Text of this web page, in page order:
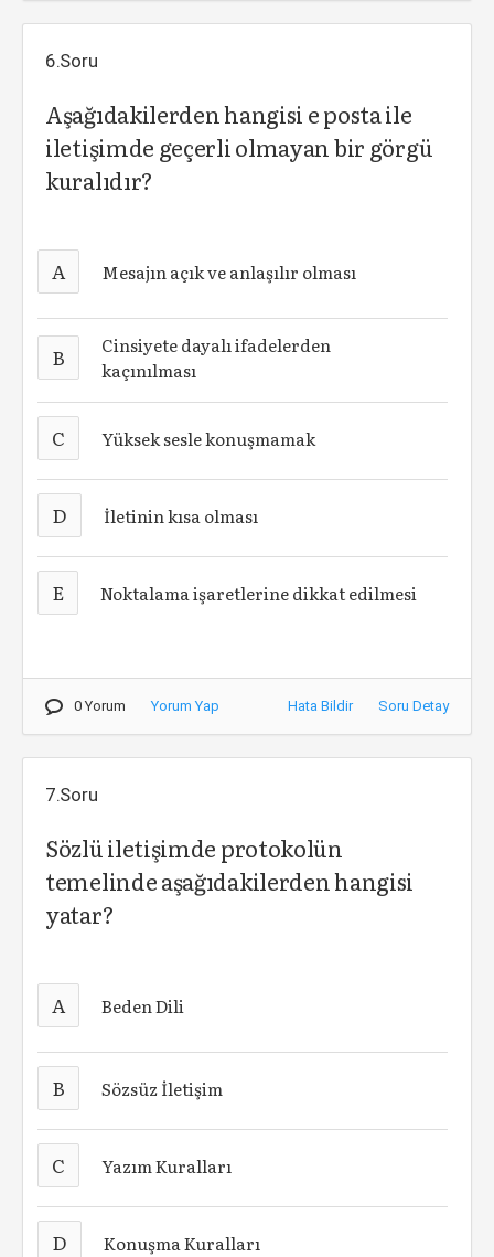
6.Soru
Aşağıdakilerden hangisi e posta ile
iletişimde geçerli olmayan bir görgü
kuralıdır?
A Mesajın açık ve anlaşılır olması
B
Cinsiyete dayalı ifadelerden
kaçınılması
C Yüksek sesle konuşmamak
D İletinin kısa olması
E Noktalama işaretlerine dikkat edilmesi
0 Yorum Yorum Yap Hata Bildir Soru Detay
7.Soru
Sözlü iletişimde protokolün
temelinde aşağıdakilerden hangisi
yatar?
A Beden Dili
B Sözsüz İletişim
C Yazım Kuralları
D Konuşma Kuralları